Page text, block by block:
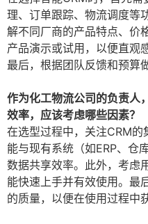
理、订单跟踪、物流调度等
解不同厂商的产品特点、价
产品演示或试用，以便直观
最后，根据团队反馈和预算
作为化工物流公司的负责人
效率，应该考虑哪些因素？
在选型过程中，关注CRM
能与现有系统（如ERP、仓
数据共享效率。此外，考虑
能快速上手并有效使用。最
的质量，以便在使用过程中